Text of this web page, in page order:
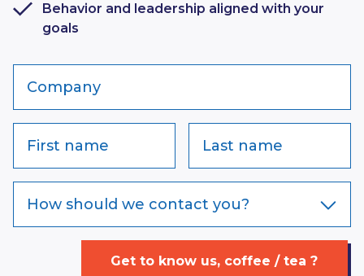
Behavior and leadership aligned with your
goals
Company
First name Last name
How should we contact you?
Get to know us, coffee / tea ?